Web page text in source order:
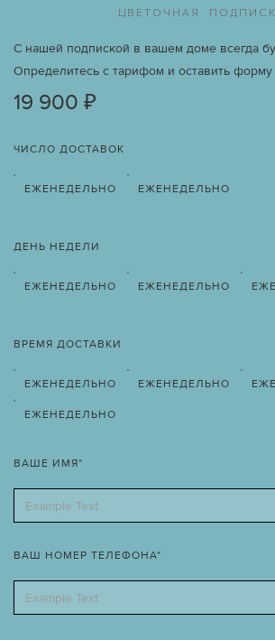
ЦВЕТОЧНАЯ
С нашей подпиской в вашем доме всегда
Определитесь с тарифом и оставить форму
19 900 ₽
ЧИСЛО ДОСТАВОК
ЕЖЕНЕДЕЛЬНО ЕЖЕНЕДЕЛЬНО
ДЕНЬ НЕДЕЛИ
ЕЖЕНЕДЕЛЬНО ЕЖЕНЕДЕЛЬНО
ВРЕМЯ ДОСТАВКИ
ЕЖЕНЕДЕЛЬНО ЕЖЕНЕДЕЛЬНО
ЕЖЕНЕДЕЛЬНО
ВАШЕ ИМЯ*
ВАШ НОМЕР ТЕЛЕФОНА*